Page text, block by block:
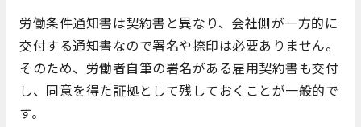
労働条件通知書は契約書と異なり、会社側が一方的に
交付する通知書なので署名や捺印は必要ありません。
そのため、労働者自筆の署名がある雇用契約書も交付
し、同意を得た証拠として残しておくことが一般的で
す。